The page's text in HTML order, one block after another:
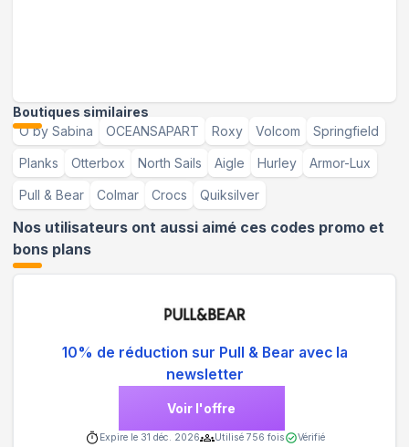
Boutiques similaires
Ö by Sabina
OCEANSAPART Roxy Volcom Springfield
Planks Otterbox North Sails Aigle Hurley Armor-Lux
Pull & Bear Colmar Crocs Quiksilver
Nos utilisateurs ont aussi aimé ces codes promo et
bons plans
10% de réduction sur Pull & Bear avec la
newsletter
Voir l'offre
Expire le 31 déc. 2026 Utilisé 756 fois Vérifié